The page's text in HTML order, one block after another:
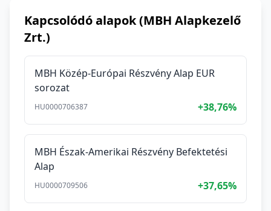
Kapcsolódó alapok (MBH Alapkezelő
Zrt.)
MBH Közép-Európai Részvény Alap EUR
sorozat
HU0000706387 +38,76%
MBH Észak-Amerikai Részvény Befektetési
Alap
HU0000709506 +37,65%